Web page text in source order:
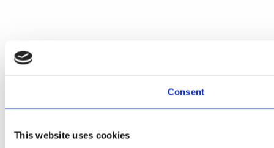
Consent
This website uses cookies